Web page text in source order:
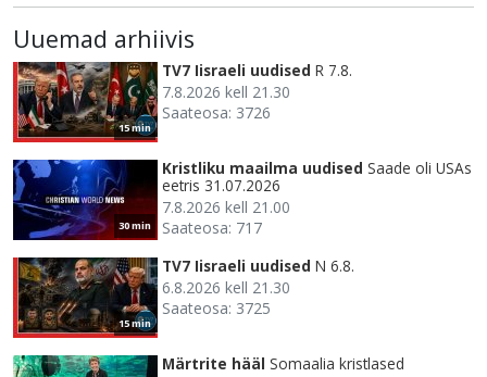
Uuemad arhiivis
15 min
TV7 Iisraeli uudised R 7.8.
7.8.2026 kell 21.30
Saateosa: 3726
30 min
Kristliku maailma uudised Saade oli USAs
eetris 31.07.2026
7.8.2026 kell 21.00
Saateosa: 717
15 min
TV7 Iisraeli uudised N 6.8.
6.8.2026 kell 21.30
Saateosa: 3725
Märtrite hääl Somaalia kristlased